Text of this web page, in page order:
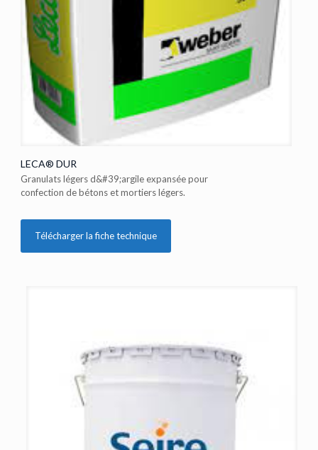
LECA® DUR
Granulats légers d&#39;argile expansée pour
confection de bétons et mortiers légers.
Télécharger la fiche technique